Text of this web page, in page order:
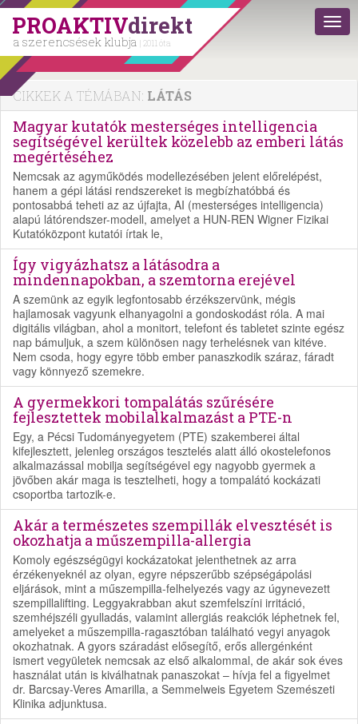
PROAKTIVdirekt
a szerencsések klubja | 2011 óta
CIKKEK A TÉMÁBAN: LÁTÁS
Magyar kutatók mesterséges intelligencia
segítségével kerültek közelebb az emberi látás
megértéséhez
Nemcsak az agyműködés modellezésében jelent előrelépést,
hanem a gépi látási rendszereket is megbízhatóbbá és
pontosabbá teheti az az újfajta, AI (mesterséges intelligencia)
alapú látórendszer-modell, amelyet a HUN-REN Wigner Fizikai
Kutatóközpont kutatói írtak le,
Így vigyázhatsz a látásodra a
mindennapokban, a szemtorna erejével
A szemünk az egyik legfontosabb érzékszervünk, mégis
hajlamosak vagyunk elhanyagolni a gondoskodást róla. A mai
digitális világban, ahol a monitort, telefont és tabletet szinte egész
nap bámuljuk, a szem különösen nagy terhelésnek van kitéve.
Nem csoda, hogy egyre több ember panaszkodik száraz, fáradt
vagy könnyező szemekre.
A gyermekkori tompalátás szűrésére
fejlesztettek mobilalkalmazást a PTE-n
Egy, a Pécsi Tudományegyetem (PTE) szakemberei által
kifejlesztett, jelenleg országos tesztelés alatt álló okostelefonos
alkalmazással mobilja segítségével egy nagyobb gyermek a
jövőben akár maga is tesztelheti, hogy a tompalátó kockázati
csoportba tartozik-e.
Akár a természetes szempillák elvesztését is
okozhatja a műszempilla-allergia
Komoly egészségügyi kockázatokat jelenthetnek az arra
érzékenyeknél az olyan, egyre népszerűbb szépségápolási
eljárások, mint a műszempilla-felhelyezés vagy az úgynevezett
szempillalifting. Leggyakrabban akut szemfelszíni irritáció,
szemhéjszéli gyulladás, valamint allergiás reakciók léphetnek fel,
amelyeket a műszempilla-ragasztóban található vegyi anyagok
okozhatnak. A gyors száradást elősegítő, erős allergénként
ismert vegyületek nemcsak az első alkalommal, de akár sok éves
használat után is kiválhatnak panaszokat – hívja fel a figyelmet
dr. Barcsay-Veres Amarilla, a Semmelweis Egyetem Szemészeti
Klinika adjunktusa.